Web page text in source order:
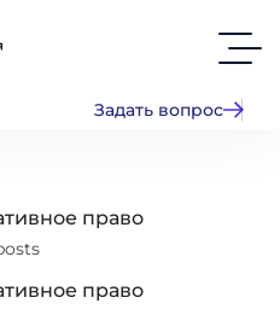
Задать вопрос
право
право